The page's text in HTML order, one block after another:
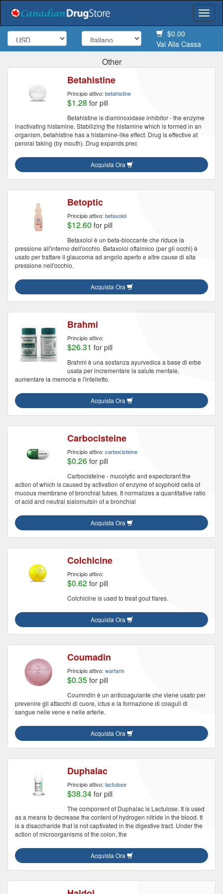
$0.00
Vai Alla Cassa
Other
Betahistine
Principio attivo: betahistine
$1.28 for pill
Betahistine is diaminoxidase inhibitor - the enzyme
inactivating histamine. Stabilizing the histamine which is formed in an
organism, betahistine has a histamine-like effect. Drug is effective at
peroral taking (by mouth). Drug expands prec
Acquista Ora
Betoptic
Principio attivo: betaxolol
$12.60 for pill
Betaxolol è un beta-bloccante che riduce la
pressione all'interno dell'occhio. Betaxolol oftalmico (per gli occhi) è
usato per trattare il glaucoma ad angolo aperto e altre cause di alta
pressione nell'occhio.
Acquista Ora
Brahmi
Principio attivo:
$26.31 for pill
Brahmi è una sostanza ayurvedica a base di erbe
usata per incrementare la salute mentale,
aumentare la memoria e l'intelletto.
Acquista Ora
Carbocisteine
Principio attivo: carbocisteine
$0.26 for pill
Carbocisteine - mucolytic and expectorant the
action of which is caused by activation of enzyme of scyphoid cells of
mucous membrane of bronchial tubes. It normalizes a quantitative ratio
of acid and neutral sialomutsin of a bronchial
Acquista Ora
Colchicine
Principio attivo:
$0.62 for pill
Colchicine is used to treat gout flares.
Acquista Ora
Coumadin
Principio attivo: warfarin
$0.35 for pill
Coumndin è un anticoagulante che viene usato per
prevenire gli attacchi di cuore, ictus e la formazione di coaguli di
sangue nelle vene e nelle arterie.
Acquista Ora
Duphalac
Principio attivo: lactulose
$38.34 for pill
The component of Duphalac is Lactulose. It is used
as a means to decrease the content of hydrogen nitride in the blood. It
is a disaccharide that is not captivated in the digestive tract. Under the
action of microorganisms of the colon, the
Acquista Ora